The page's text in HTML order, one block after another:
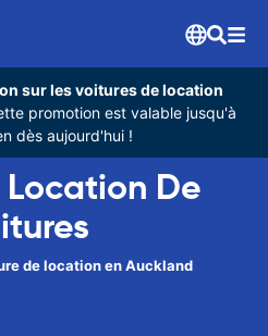
sur les voitures de location
promotion est valable jusqu'à
dès aujourd'hui !
De
de location en Auckland